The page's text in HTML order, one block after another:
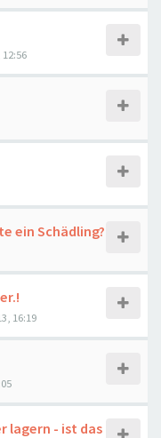
ein Schädling?
16:19
lagern - ist das